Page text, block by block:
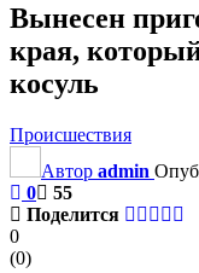
Вынесен
края,
косуль
Происшествия
Автор admin
0
55
Поделится
0
(0)